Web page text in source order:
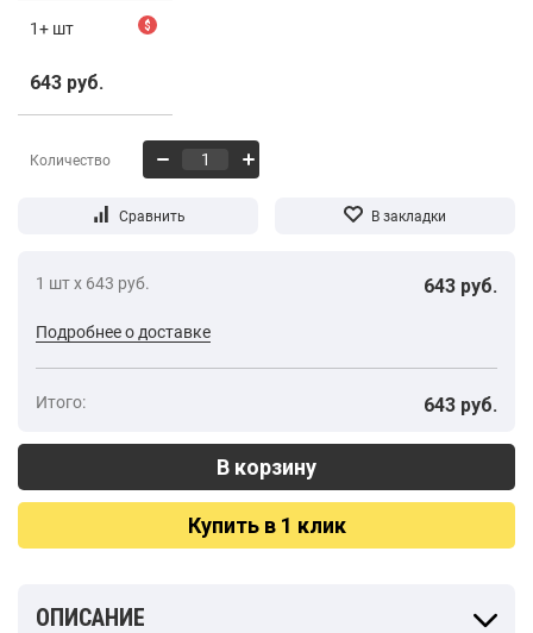
1+ шт $
643 руб.
Количество
1 шт х 643 руб. 643 руб.
Подробнее о доставке
Итого: 643 руб.
Купить в 1 клик
ОПИСАНИЕ